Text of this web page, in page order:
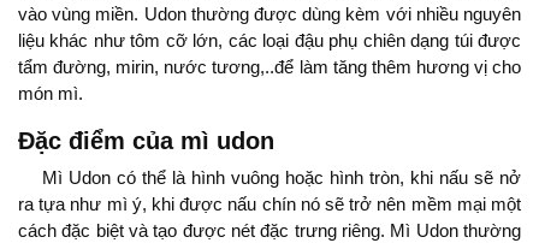
vào vùng miền. Udon thường được dùng kèm với nhiều nguyên
liệu khác như tôm cỡ lớn, các loại đậu phụ chiên dạng túi được
tẩm đường, mirin, nước tương,..để làm tăng thêm hương vị cho
món mì.
Đặc điểm của mì udon
Mì Udon có thể là hình vuông hoặc hình tròn, khi nấu sẽ nở
ra tựa như mì ý, khi được nấu chín nó sẽ trở nên mềm mại một
cách đặc biệt và tạo được nét đặc trưng riêng. Mì Udon thường